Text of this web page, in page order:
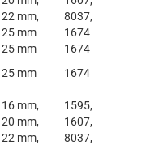
22 mm,
25 mm
8037,
1674
25 mm
1674
25 mm 1674
16 mm,
20 mm,
22 mm,
1595,
1607,
8037,